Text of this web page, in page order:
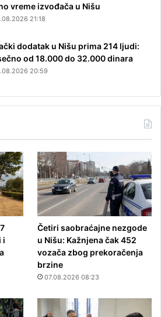
vreme izvođača u Nišu
21:18
dodatak u Nišu prima 214 ljudi:
od 18.000 do 32.000 dinara
20:59
i
Četiri saobraćajne nezgode
u Nišu: Kažnjena čak 452
vozača zbog prekoračenja
brzine
07.08.2026 08:23